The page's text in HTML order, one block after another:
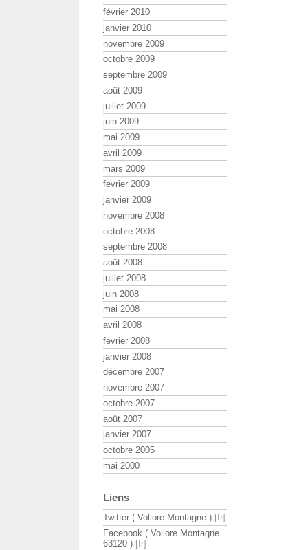
février 2010
janvier 2010
novembre 2009
octobre 2009
septembre 2009
août 2009
juillet 2009
juin 2009
mai 2009
avril 2009
mars 2009
février 2009
janvier 2009
novembre 2008
octobre 2008
septembre 2008
août 2008
juillet 2008
juin 2008
mai 2008
avril 2008
février 2008
janvier 2008
décembre 2007
novembre 2007
octobre 2007
août 2007
janvier 2007
octobre 2005
mai 2000
Liens
Twitter ( Vollore Montagne )
Facebook ( Vollore Montagne
63120 )